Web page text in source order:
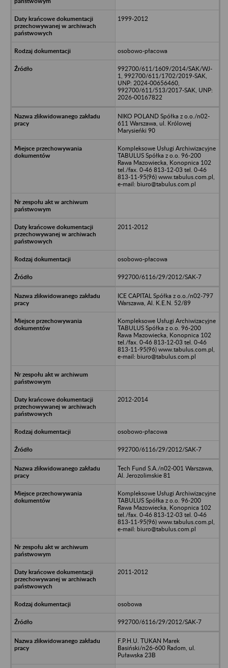
1999-2012
osobowo-płacowa
992700/611/1609/2014/SAK/WJ-
1, 992700/611/1702/2019-SAK,
UNP: 2024-00656460,
992700/611/513/2017-SAK, UNP:
2026-00167822
NIKO POLAND Spółka z o.o./n02-
611 Warszawa, ul. Królowej
Marysieńki 90
Kompleksowe Usługi Archiwizacyjne
TABULUS Spółka z o.o. 96-200
Rawa Mazowiecka, Konopnica 102
tel./fax. 0-46 813-12-03 tel. 0-46
813-11-95(96) www.tabulus.com.pl,
e-mail: biuro@tabulus.com.pl
2011-2012
osobowo-płacowa
992700/6116/29/2012/SAK-7
ICE CAPITAL Spółka z o.o./n02-797
Warszawa, Al. K.E.N. 52/89
Kompleksowe Usługi Archiwizacyjne
TABULUS Spółka z o.o. 96-200
Rawa Mazowiecka, Konopnica 102
tel./fax. 0-46 813-12-03 tel. 0-46
813-11-95(96) www.tabulus.com.pl,
e-mail: biuro@tabulus.com.pl
2012-2014
osobowo-płacowa
992700/6116/29/2012/SAK-7
Tech Fund S.A./n02-001 Warszawa,
Al. Jerozolimskie 81
Kompleksowe Usługi Archiwizacyjne
TABULUS Spółka z o.o. 96-200
Rawa Mazowiecka, Konopnica 102
tel./fax. 0-46 813-12-03 tel. 0-46
813-11-95(96) www.tabulus.com.pl,
e-mail: biuro@tabulus.com.pl
2011-2012
osobowa
992700/6116/29/2012/SAK-7
F.P.H.U. TUKAN Marek
Basiński/n26-600 Radom, ul.
Puławska 23B